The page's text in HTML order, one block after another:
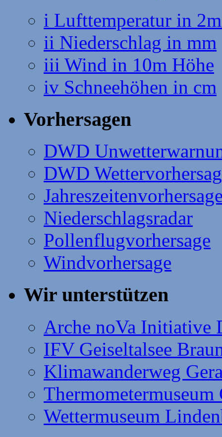
i Lufttemperatur in
ii Niederschlag in mm
iii Wind in 10m Höhe
iv Schneehöhen in cm
Vorhersagen
DWD
DWD
Niederschlagsradar
Pollenflugvorhersage
Windvorhersage
Wir unterstützen
Arche noVa Initiative
IFV Geiseltalsee
Klimawanderweg
Thermometermuseum
Wettermuseum